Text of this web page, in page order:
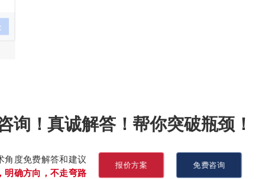
询！真诚解答！帮你突破瓶颈！
角度免费解答和建议
明确方向，不走弯路
免费咨询
报价方案